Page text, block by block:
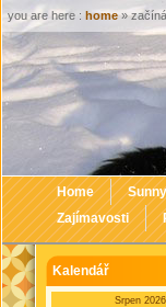
Home
Zajímavosti
Kalendář
Srpen 2026
you are here : home »